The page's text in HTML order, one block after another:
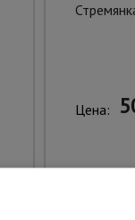
Цена: